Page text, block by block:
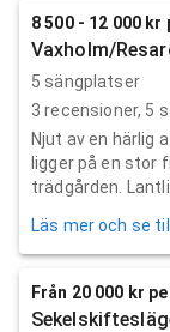
8 500 - 12 000 kr
Vaxholm/
5 sängplatser
3 recensioner, 5
Njut av en härlig
ligger på en stor
trädgården.
Läs mer och se
Från 20 000 kr